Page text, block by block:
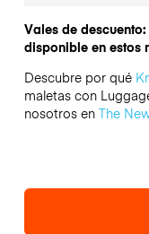
Vales de descuento:
disponible en estos
Descubre por qué
maletas con
nosotros en The